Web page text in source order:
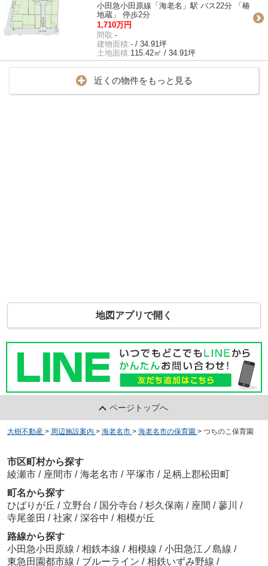
小田急小田原線「海老名」駅 バス22分 「椿
地蔵」 停歩2分
1,710万円
間取:-
建物面積:- / 34.91坪
土地面積:115.42㎡ / 34.91坪
近くの物件をもっと見る
地図アプリで開く
ページトップへ
大樹不動産 > 周辺施設案内 > 海老名市 > 海老名市の保育園 > つちのこ保育園
市区町村から探す
綾瀬市 / 座間市 / 海老名市 / 平塚市 / 足柄上郡松田町
町名から探す
ひばりが丘 / 立野台 / 国分寺台 / 杉久保南 / 座間 / 蓼川 /
寺尾釜田 / 社家 / 深谷中 / 相模が丘
路線から探す
小田急小田原線 / 相鉄本線 / 相模線 / 小田急江ノ島線 /
東急田園都市線 / ブルーライン / 相鉄いずみ野線 /